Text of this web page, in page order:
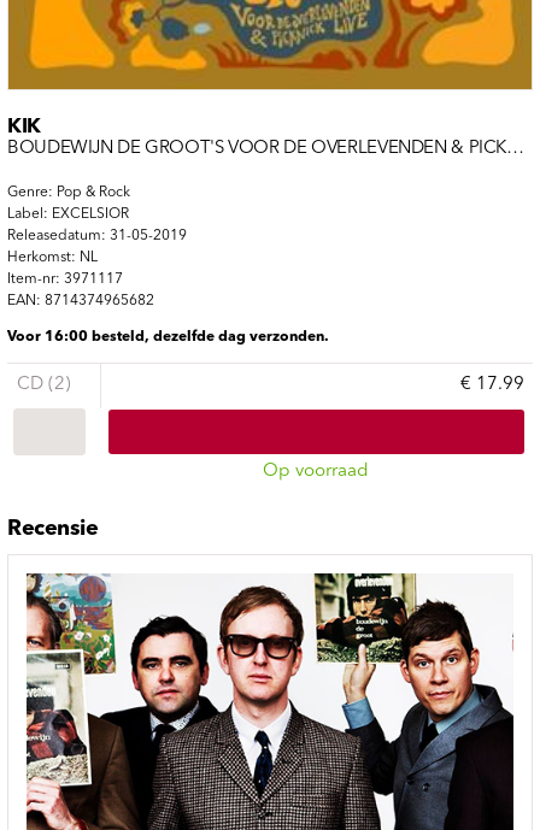
KIK
BOUDEWIJN DE GROOT'S VOOR DE OVERLEVENDEN & PICKNICK LI
Genre: Pop & Rock
Label: EXCELSIOR
Releasedatum: 31-05-2019
Herkomst: NL
Item-nr: 3971117
EAN: 8714374965682
Voor 16:00 besteld, dezelfde dag verzonden.
CD (2) € 17.99
Op voorraad
Recensie